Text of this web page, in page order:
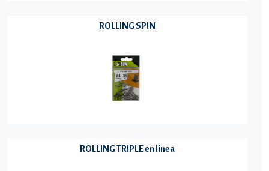
ROLLING SPIN
ROLLING TRIPLE en línea